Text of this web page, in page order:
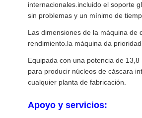
internacionales.incluido el soporte
sin problemas y un mínimo de
Las dimensiones de la máquina de
rendimiento.la máquina da
Equipada con una potencia de
para producir núcleos de cáscara
cualquier planta de fabricación.
Apoyo y servicios: